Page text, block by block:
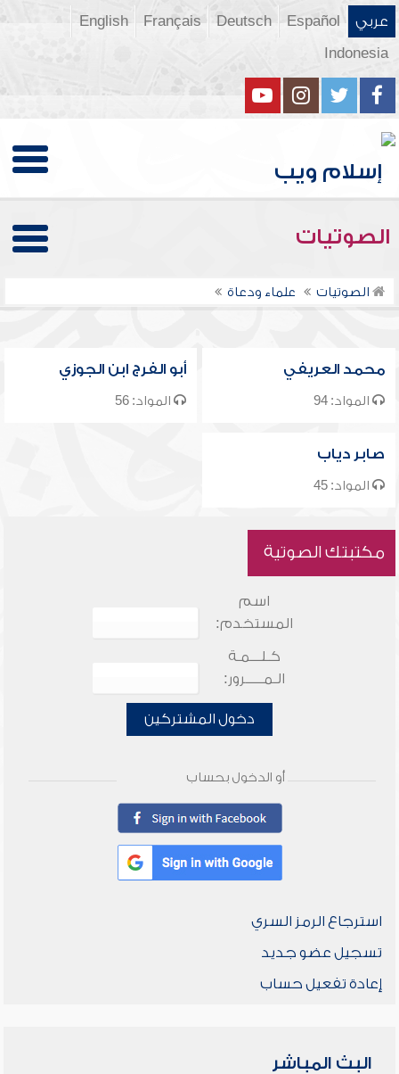
عربي Español
Deutsch
Français
English
Indonesia
الصوتيات
الصوتيات علماء ودعاة
محمد العريفي
المواد: 94
أبو الفرج ابن الجوزي
المواد: 56
صابر دياب
المواد: 45
مكتبتك الصوتية
اسم
المستخدم:
كـلـــمـة
الـمـــــرور:
دخول المشتركين
أو الدخول بحساب
استرجاع الرمز السري
تسجيل عضو جديد
إعادة تفعيل حساب
البث المباشر